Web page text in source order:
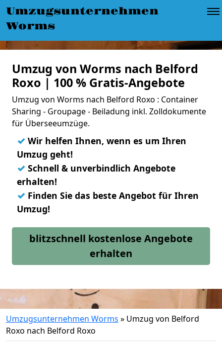
Umzugsunternehmen
Worms
Umzug von Worms nach Belford
Roxo | 100 % Gratis-Angebote
Umzug von Worms nach Belford Roxo : Container
Sharing - Groupage - Beiladung inkl. Zolldokumente
für Überseeumzüge.
✓ Wir helfen Ihnen, wenn es um Ihren
Umzug geht!
✓ Schnell & unverbindlich Angebote
erhalten!
✓ Finden Sie das beste Angebot für Ihren
Umzug!
blitzschnell kostenlose Angebote
erhalten
Umzugsunternehmen Worms » Umzug von Belford
Roxo nach Belford Roxo